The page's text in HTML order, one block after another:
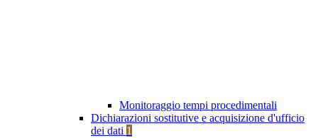
Monitoraggio tempi procedimentali
Dichiarazioni sostitutive e acquisizione d'ufficio
dei dati 1